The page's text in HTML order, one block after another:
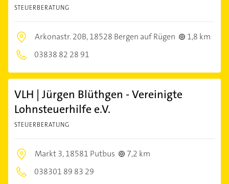
STEUERBERATUNG
Arkonastr. 20B,18528 Bergen auf Rügen
1,8 km
03838 82 28 91
VLH | Jürgen Blüthgen - Vereinigte
Lohnsteuerhilfe e.V.
STEUERBERATUNG
Markt 3,18581 Putbus
7,2 km
038301 89 83 29